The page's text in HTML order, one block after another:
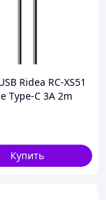
Ridea RC-XS51
Type-C 3A 2m
Купить